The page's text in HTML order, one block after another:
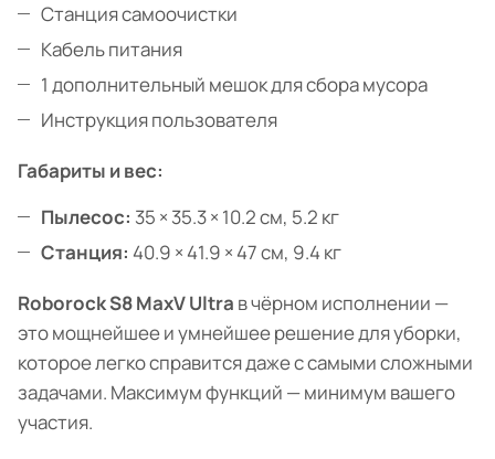
Станция самоочистки
Кабель питания
1 дополнительный мешок для сбора мусора
Инструкция пользователя
Габариты и вес:
Пылесос: 35 × 35.3 × 10.2 см, 5.2 кг
Станция: 40.9 × 41.9 × 47 см, 9.4 кг
Roborock S8 MaxV Ultra в чёрном исполнении —
это мощнейшее и умнейшее решение для уборки,
которое легко справится даже с самыми сложными
задачами. Максимум функций — минимум вашего
участия.